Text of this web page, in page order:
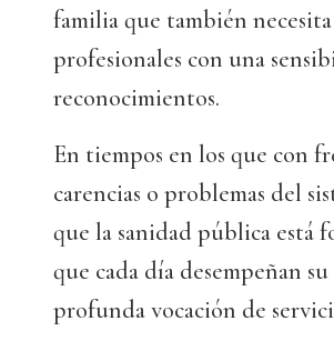
familia que también
profesionales con una
reconocimientos.
En tiempos en los que con
carencias o problemas del
que la sanidad pública está
que cada día desempeñan
profunda vocación de